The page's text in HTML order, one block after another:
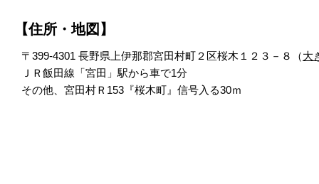
【住所・地図】
〒399-4301 長野県上伊那郡宮田村町２区桜木１２３－８（大
ＪＲ飯田線「宮田」駅から車で1分
その他、宮田村Ｒ153『桜木町』信号入る30ｍ